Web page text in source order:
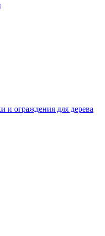
и ограждения для дерева